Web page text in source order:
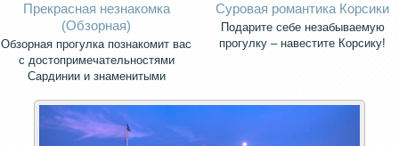
Прекрасная незнакомка
(Обзорная)
Обзорная прогулка познакомит вас
с достопримечательностями
Сардинии и знаменитыми
Суровая романтика Корсики
Подарите себе незабываемую
прогулку – навестите Корсику!